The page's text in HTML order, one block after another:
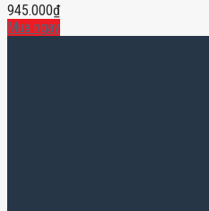
945.000₫
Mua ngay